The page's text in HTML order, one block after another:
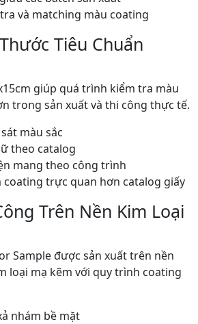
và matching màu coating
Tiêu Chuẩn
giúp quá trình kiểm tra màu
trong sản xuất và thi công thực tế.
màu sắc
theo catalog
mang theo công trình
coating trực quan hơn catalog giấy
Trên Nền Kim Loại
Sample được sản xuất trên nền
loại mạ kẽm với quy trình coating
nhám bề mặt